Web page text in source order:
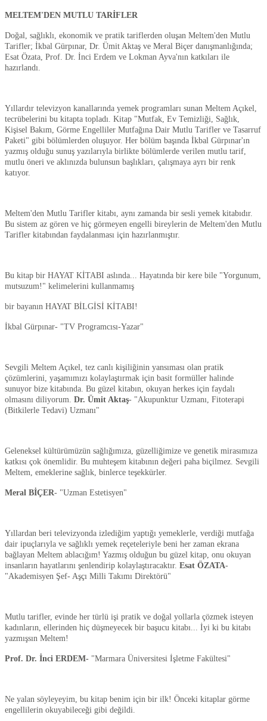
MELTEM'DEN MUTLU TARİFLER
Doğal, sağlıklı, ekonomik ve pratik tariflerden oluşan Meltem'den Mutlu
Tarifler; İkbal Gürpınar, Dr. Ümit Aktaş ve Meral Biçer danışmanlığında;
Esat Özata, Prof. Dr. İnci Erdem ve Lokman Ayva'nın katkıları ile
hazırlandı.
Yıllardır televizyon kanallarında yemek programları sunan Meltem Açıkel,
tecrübelerini bu kitapta topladı. Kitap "Mutfak, Ev Temizliği, Sağlık,
Kişisel Bakım, Görme Engelliler Mutfağına Dair Mutlu Tarifler ve Tasarruf
Paketi" gibi bölümlerden oluşuyor. Her bölüm başında İkbal Gürpınar'ın
yazmış olduğu sunuş yazılarıyla birlikte bölümlerde verilen mutlu tarif,
mutlu öneri ve aklınızda bulunsun başlıkları, çalışmaya ayrı bir renk
katıyor.
Meltem'den Mutlu Tarifler kitabı, aynı zamanda bir sesli yemek kitabıdır.
Bu sistem az gören ve hiç görmeyen engelli bireylerin de Meltem'den Mutlu
Tarifler kitabından faydalanması için hazırlanmıştır.
Bu kitap bir HAYAT KİTABI aslında... Hayatında bir kere bile "Yorgunum,
mutsuzum!" kelimelerini kullanmamış
bir bayanın HAYAT BİLGİSİ KİTABI!
İkbal Gürpınar- "TV Programcısı-Yazar"
Sevgili Meltem Açıkel, tez canlı kişiliğinin yansıması olan pratik
çözümlerini, yaşamımızı kolaylaştırmak için basit formüller halinde
sunuyor bize kitabında. Bu güzel kitabın, okuyan herkes için faydalı
olmasını diliyorum. Dr. Ümit Aktaş- "Akupunktur Uzmanı, Fitoterapi
(Bitkilerle Tedavi) Uzmanı"
Geleneksel kültürümüzün sağlığımıza, güzelliğimize ve genetik mirasımıza
katkısı çok önemlidir. Bu muhteşem kitabının değeri paha biçilmez. Sevgili
Meltem, emeklerine sağlık, binlerce teşekkürler.
Meral BİÇER- "Uzman Estetisyen"
Yıllardan beri televizyonda izlediğim yaptığı yemeklerle, verdiği mutfağa
dair ipuçlarıyla ve sağlıklı yemek reçeteleriyle beni her zaman ekrana
bağlayan Meltem ablacığım! Yazmış olduğun bu güzel kitap, onu okuyan
insanların hayatlarını şenlendirip kolaylaştıracaktır. Esat ÖZATA-
"Akademisyen Şef- Aşçı Milli Takımı Direktörü"
Mutlu tarifler, evinde her türlü işi pratik ve doğal yollarla çözmek isteyen
kadınların, ellerinden hiç düşmeyecek bir başucu kitabı... İyi ki bu kitabı
yazmışsın Meltem!
Prof. Dr. İnci ERDEM- "Marmara Üniversitesi İşletme Fakültesi"
Ne yalan söyleyeyim, bu kitap benim için bir ilk! Önceki kitaplar görme
engellilerin okuyabileceği gibi değildi.